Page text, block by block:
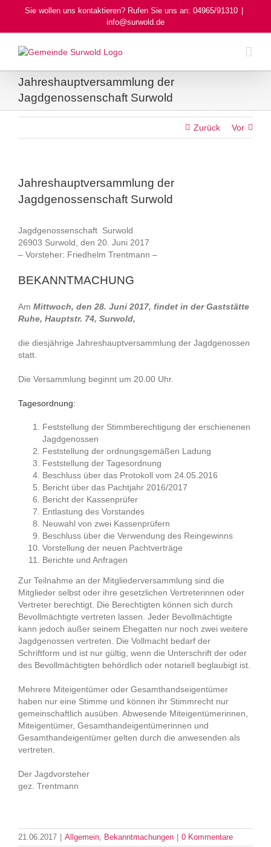
Sie wollen uns kontaktieren? Rufen Sie uns an: 04965/91310
info@surwold.de
Jahreshauptversammlung der
Jagdgenossenschaft Surwold
Zurück Vor
Jahreshauptversammlung der
Jagdgenossenschaft Surwold
Jagdgenossenschaft Surwold
26903 Surwold, den 20. Juni 2017
– Vorsteher: Friedhelm Trentmann –
BEKANNTMACHUNG
Am Mittwoch, den 28. Juni 2017, findet in der Gaststätte
Ruhe, Hauptstr. 74, Surwold,
die diesjährige Jahreshauptversammlung der Jagdgenossen
statt.
Die Versammlung beginnt um 20.00 Uhr.
Tagesordnung:
Feststellung der Stimmberechtigung der erschienenen
Jagdgenossen
Feststellung der ordnungsgemäßen Ladung
Feststellung der Tagesordnung
Beschluss über das Protokoll vom 24.05.2016
Bericht über das Pachtjahr 2016/2017
Bericht der Kassenprüfer
Entlastung des Vorstandes
Neuwahl von zwei Kassenprüfern
Beschluss über die Verwendung des Reingewinns
Vorstellung der neuen Pachtverträge
Berichte und Anfragen
Zur Teilnahme an der Mitgliederversammlung sind die
Mitglieder selbst oder ihre gesetzlichen Vertreterinnen oder
Vertreter berechtigt. Die Berechtigten können sich durch
Bevollmächtigte vertreten lassen. Jeder Bevollmächtigte
kann jedoch außer seinem Ehegatten nur noch zwei weitere
Jagdgenossen vertreten. Die Vollmacht bedarf der
Schriftform und ist nur gültig, wenn die Unterschrift der oder
des Bevollmächtigten behördlich oder notariell beglaubigt ist.
Mehrere Miteigentümer oder Gesamthandseigentümer
haben nur eine Stimme und können ihr Stimmrecht nur
gemeinschaftlich ausüben. Abwesende Miteigentümerinnen,
Miteigentümer, Gesamthandeigentümerinnen und
Gesamthandeigentümer gelten durch die anwesenden als
vertreten.
Der Jagdvorsteher
gez. Trentmann
21.06.2017 Allgemein, Bekanntmachungen 0 Kommentare